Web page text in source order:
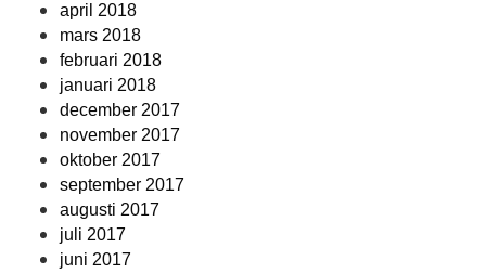
april 2018
mars 2018
februari 2018
januari 2018
december 2017
november 2017
oktober 2017
september 2017
augusti 2017
juli 2017
juni 2017